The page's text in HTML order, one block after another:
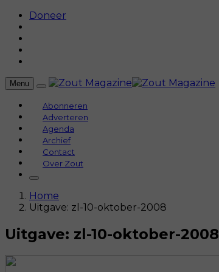
Doneer
Menu
Abonneren
Adverteren
Agenda
Archief
Contact
Over Zout
Home
Uitgave: zl-10-oktober-2008
Uitgave: zl-10-oktober-2008